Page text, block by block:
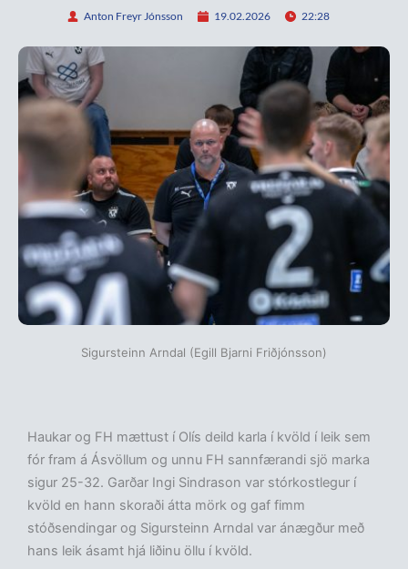
Anton Freyr Jónsson 19.02.2026 22:28
Sigursteinn Arndal (Egill Bjarni Friðjónsson)
Haukar og FH mættust í Olís deild karla í kvöld í leik sem
fór fram á Ásvöllum og unnu FH sannfærandi sjö marka
sigur 25-32. Garðar Ingi Sindrason var stórkostlegur í
kvöld en hann skoraði átta mörk og gaf fimm
stóðsendingar og Sigursteinn Arndal var ánægður með
hans leik ásamt hjá liðinu öllu í kvöld.